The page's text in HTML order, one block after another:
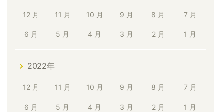
12 月 11 月 10 月 9 月 8 月 7 月
6 月 5 月 4 月 3 月 2 月 1 月
2022年
12 月 11 月 10 月 9 月 8 月 7 月
6 月 5 月 4 月 3 月 2 月 1 月